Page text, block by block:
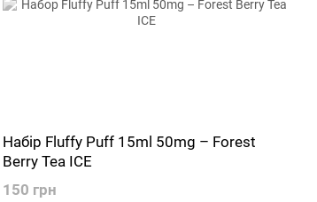
Набір Fluffy Puff 15ml 50mg – Forest
Berry Tea ICE
150 грн